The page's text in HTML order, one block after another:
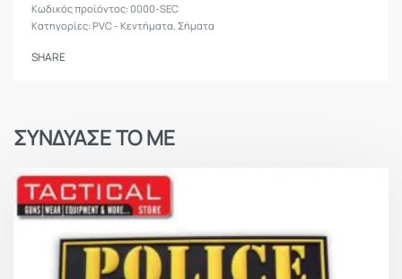
0000-SEC
Κατηγορίες:PVC - Κεντήματα Σήματα
SHARE
ΣΥΝΔΥΑΣΕ ΤΟ ΜΕ